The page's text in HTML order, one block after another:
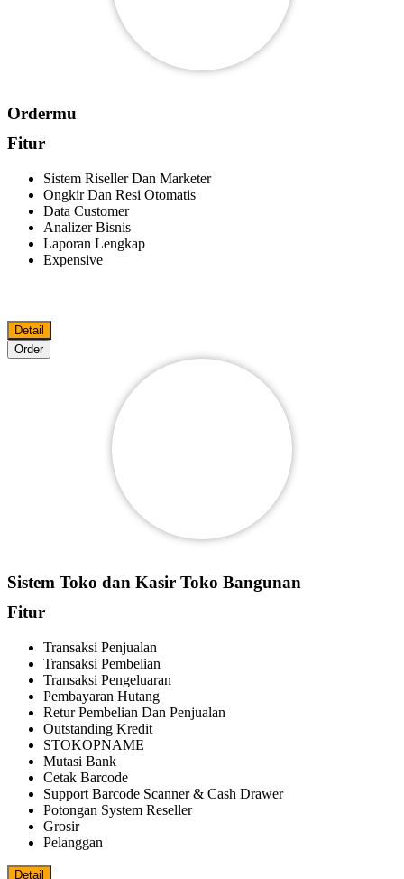
Ordermu
Fitur
Sistem Riseller Dan Marketer
Ongkir Dan Resi Otomatis
Data Customer
Analizer Bisnis
Laporan Lengkap
Expensive
Detail
Order
Sistem Toko dan Kasir Toko Bangunan
Fitur
Transaksi Penjualan
Transaksi Pembelian
Transaksi Pengeluaran
Pembayaran Hutang
Retur Pembelian Dan Penjualan
Outstanding Kredit
STOKOPNAME
Mutasi Bank
Cetak Barcode
Support Barcode Scanner & Cash Drawer
Potongan System Reseller
Grosir
Pelanggan
Detail